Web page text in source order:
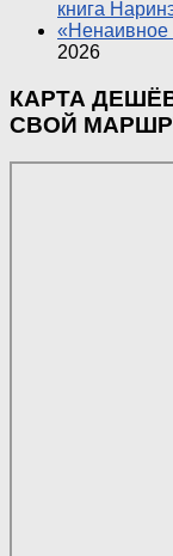
книга
«Ненаивное
2026
КАРТА
СВОЙ